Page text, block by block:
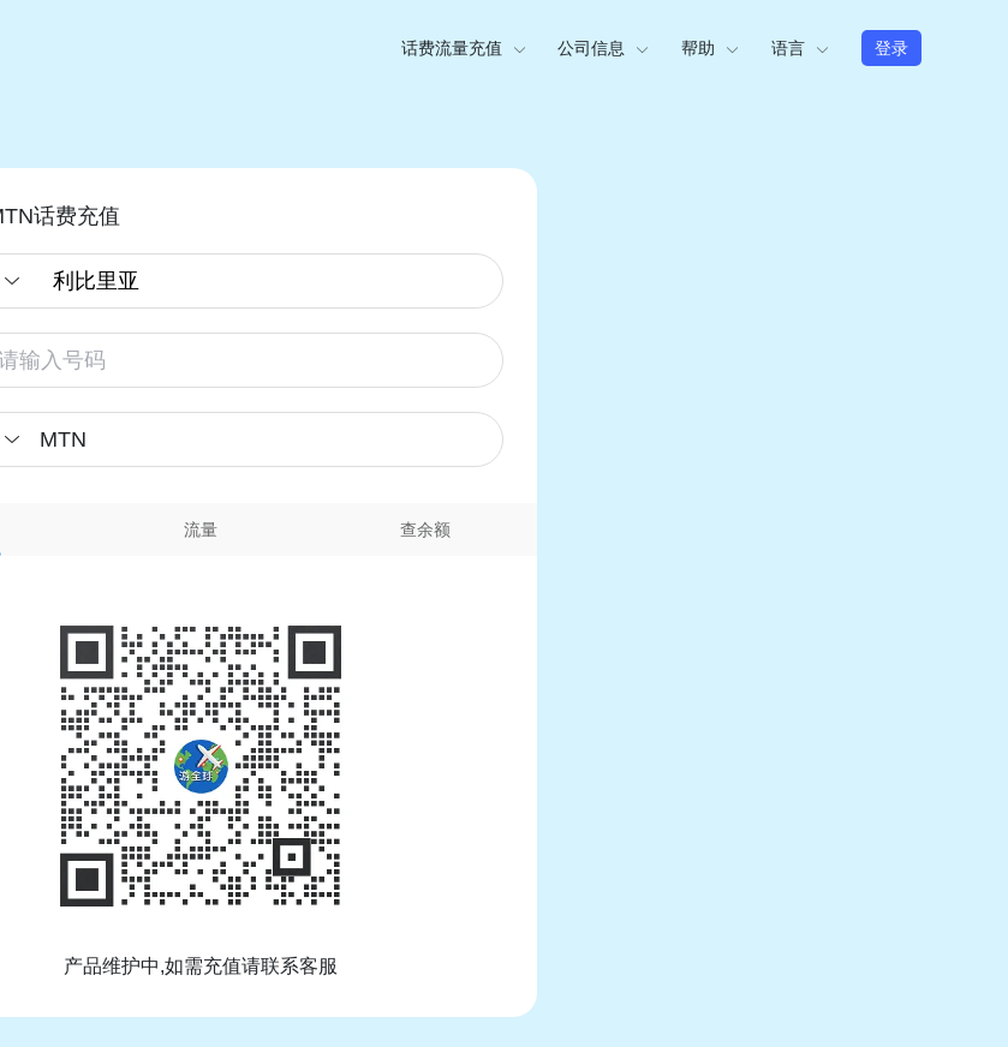
话费流量充值 公司信息 帮助 语言 登录
话费充值
MTN
流量 查余额
产品维护中,如需充值请联系客服